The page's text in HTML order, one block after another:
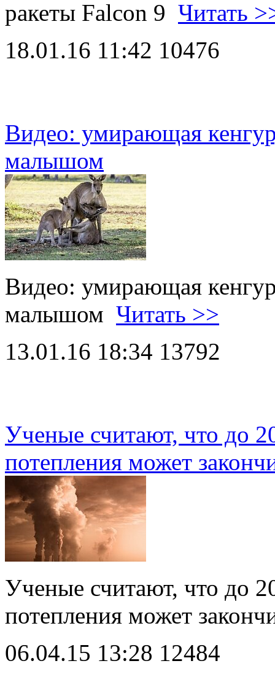
ракеты Falcon 9 Читать
18.01.16 11:42 10476
Видео: умирающая
малышом
Видео: умирающая
малышом Читать >>
13.01.16 18:34 13792
Ученые считают, что до
потепления может
Ученые считают, что до
потепления может
06.04.15 13:28 12484